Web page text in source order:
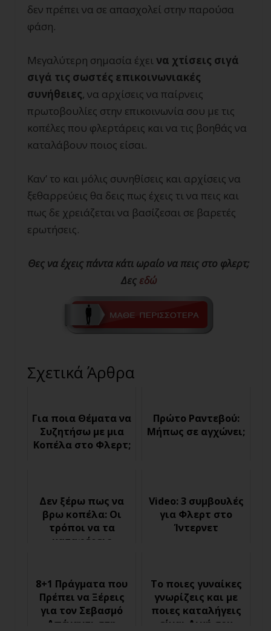
δεν πρέπει να σε απασχολεί στην παρούσα
φάση.
Μεγαλύτερη σημασία έχεινα χτίσεις σιγά
σιγά τις σωστές επικοινωνιακές
συνήθειες, να αρχίσεις να παίρνεις
πρωτοβουλίες στην επικοινωνία σου με τις
κοπέλες που φλερτάρεις και να τις βοηθάς να
καταλάβουν ποιος είσαι.
Καν’ το και μόλις συνηθίσεις και αρχίσεις να
ξεθαρρεύεις θα δεις πως έχεις τι να πεις και
πως δε χρειάζεται να βασίζεσαι σε βαρετές
ερωτήσεις.
Θες να έχεις πάντα κάτι ωραίο να πεις στο φλερτ;
Δες εδώ
Σχετικά Άρθρα
Για ποια Θέματα να
Συζητήσω με μια
Κοπέλα στο Φλερτ;
Πρώτο Ραντεβού:
Μήπως σε αγχώνει;
Δεν ξέρω πως να
βρω κοπέλα: Οι
τρόποι να τα
καταφέρεις
Video: 3 συμβουλές
για Φλερτ στο
Ίντερνετ
8+1 Πράγματα που
Πρέπει να Ξέρεις
για τον Σεβασμό
Απέναντι στη
Το ποιες γυναίκες
γνωρίζεις και με
ποιες καταλήγεις
είναι Δική σου